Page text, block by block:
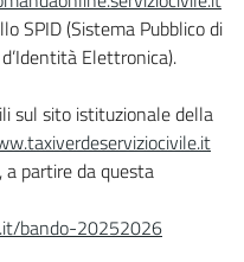
SPID (Sistema Pubblico di
Elettronica).
sul sito istituzionale della
a partire da questa
bando-20252026